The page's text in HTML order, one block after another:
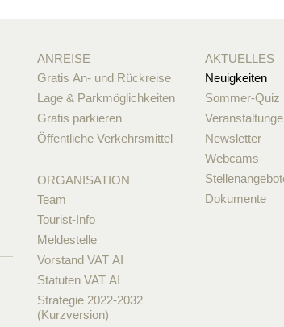
ANREISE
Gratis An- und Rückreise
Lage & Parkmöglichkeiten
Gratis parkieren
Öffentliche Verkehrsmittel
ORGANISATION
Team
Tourist-Info
Meldestelle
Vorstand VAT AI
Statuten VAT AI
Strategie 2022-2032
(Kurzversion)
AKTUELLES
Neuigkeiten
Sommer-Quiz
Newsletter
Webcams
Dokumente